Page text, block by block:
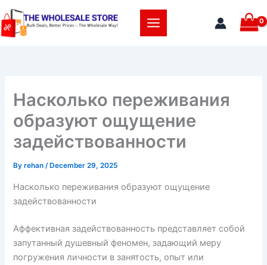
Skip
to
content
Насколько переживания
образуют ощущение
задействованности
Byrehan/ December 29, 2025
Насколько переживания образуют ощущение
задействованности
Аффективная задействованность представляет собой
запутанный душевный феномен, задающий меру
погружения личности в занятость, опыт или